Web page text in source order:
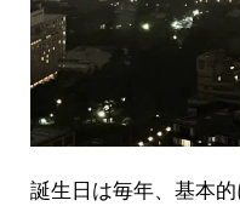
誕生日は毎年、基本的